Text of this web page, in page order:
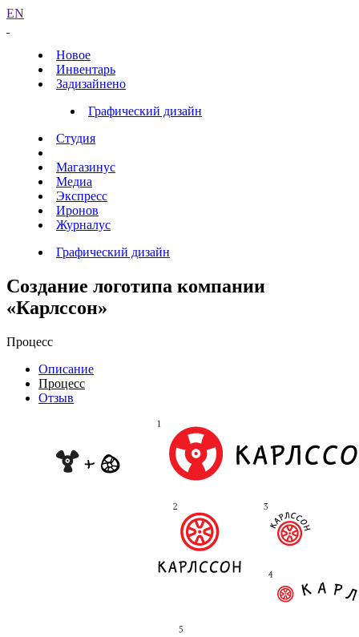
EN
Новое
Инвентарь
Задизайнено
Графический дизайн
Студия
Магазинус
Медиа
Экспресс
Иронов
Журналус
Графический дизайн
Создание логотипа компании
«Карлссон»
Процесс
Описание
Процесс
Отзыв